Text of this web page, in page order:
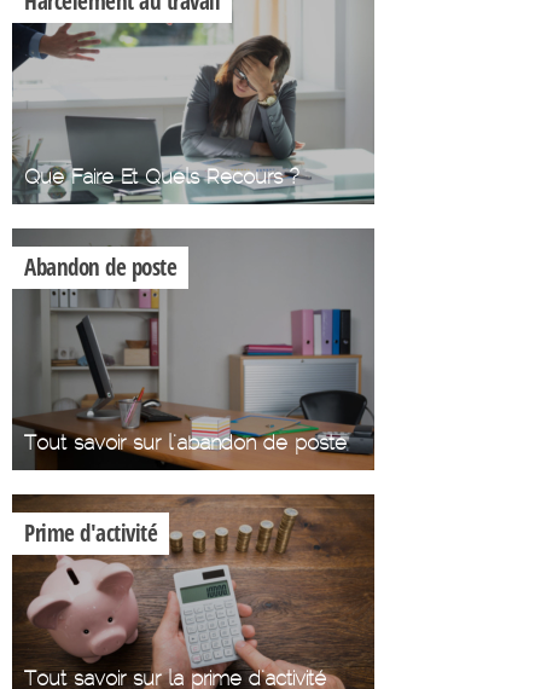
Que Faire Et Quels Recours ?
Abandon de poste
Tout savoir sur l'abandon de poste
Prime d'activité
Tout savoir sur la prime d'activité